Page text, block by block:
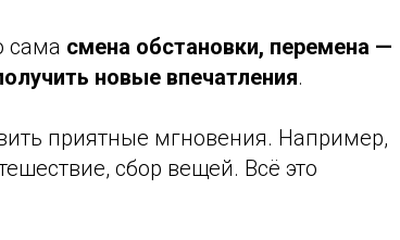
сама смена обстановки, перемена —
новые впечатления.
приятные мгновения. Например,
сбор вещей. Всё это